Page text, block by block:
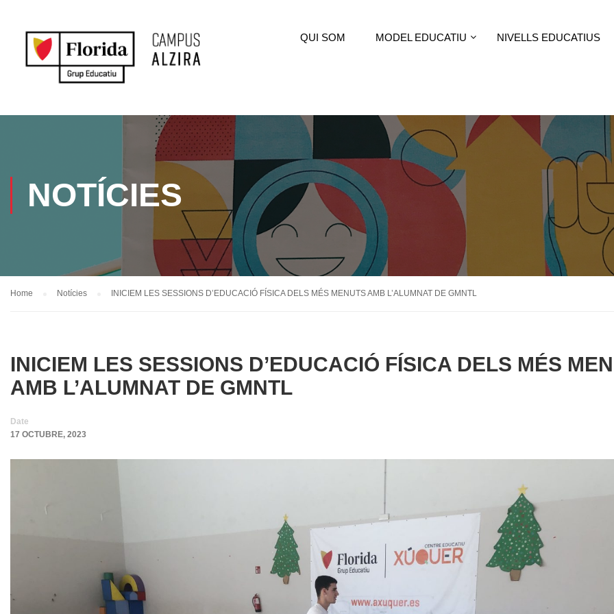
QUI SOM MODEL EDUCATIU NIVELLS EDUCATIUS
NOTÍCIES
Home Notícies INICIEM LES SESSIONS D’EDUCACIÓ FÍSICA DELS MÉS MENUTS AMB L’ALUMNAT DE GMNTL
INICIEM LES SESSIONS D’EDUCACIÓ FÍSICA DELS MÉS
AMB L’ALUMNAT DE GMNTL
Date
17 OCTUBRE, 2023